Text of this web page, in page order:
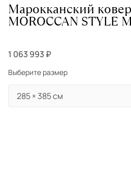
Марокканский
MOROCCAN STYLE
1 063 993 ₽
Выберите размер